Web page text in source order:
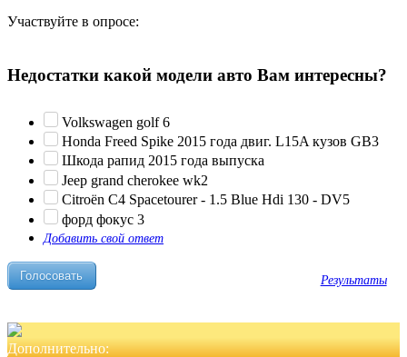
Участвуйте в опросе:
Недостатки какой модели авто Вам интересны?
Volkswagen golf 6
Honda Freed Spike 2015 года двиг. L15A кузов GB3
Шкода рапид 2015 года выпуска
Jeep grand cherokee wk2
Citroën C4 Spacetourer - 1.5 Blue Hdi 130 - DV5
форд фокус 3
Добавить свой ответ
Результаты
Дополнительно: